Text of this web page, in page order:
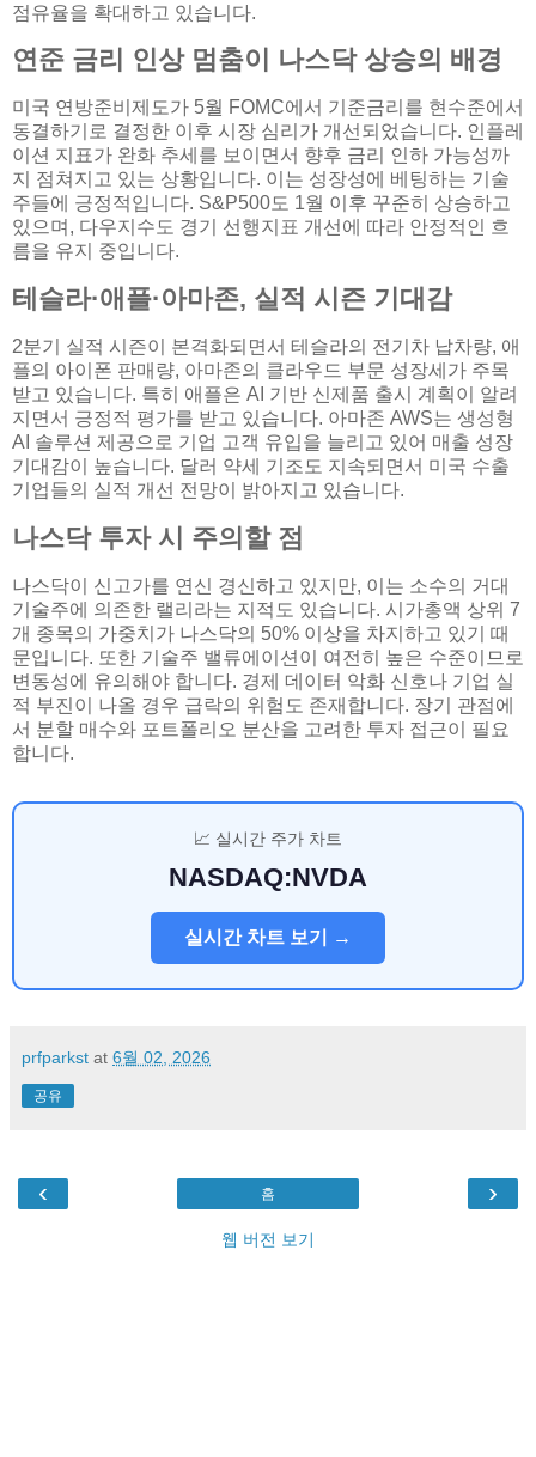
점유율을 확대하고 있습니다.
연준 금리 인상 멈춤이 나스닥 상승의 배경
미국 연방준비제도가 5월 FOMC에서 기준금리를 현수준에서
동결하기로 결정한 이후 시장 심리가 개선되었습니다. 인플레
이션 지표가 완화 추세를 보이면서 향후 금리 인하 가능성까
지 점쳐지고 있는 상황입니다. 이는 성장성에 베팅하는 기술
주들에 긍정적입니다. S&P500도 1월 이후 꾸준히 상승하고
있으며, 다우지수도 경기 선행지표 개선에 따라 안정적인 흐
름을 유지 중입니다.
테슬라·애플·아마존, 실적 시즌 기대감
2분기 실적 시즌이 본격화되면서 테슬라의 전기차 납차량, 애
플의 아이폰 판매량, 아마존의 클라우드 부문 성장세가 주목
받고 있습니다. 특히 애플은 AI 기반 신제품 출시 계획이 알려
지면서 긍정적 평가를 받고 있습니다. 아마존 AWS는 생성형
AI 솔루션 제공으로 기업 고객 유입을 늘리고 있어 매출 성장
기대감이 높습니다. 달러 약세 기조도 지속되면서 미국 수출
기업들의 실적 개선 전망이 밝아지고 있습니다.
나스닥 투자 시 주의할 점
나스닥이 신고가를 연신 경신하고 있지만, 이는 소수의 거대
기술주에 의존한 랠리라는 지적도 있습니다. 시가총액 상위 7
개 종목의 가중치가 나스닥의 50% 이상을 차지하고 있기 때
문입니다. 또한 기술주 밸류에이션이 여전히 높은 수준이므로
변동성에 유의해야 합니다. 경제 데이터 악화 신호나 기업 실
적 부진이 나올 경우 급락의 위험도 존재합니다. 장기 관점에
서 분할 매수와 포트폴리오 분산을 고려한 투자 접근이 필요
합니다.
📈 실시간 주가 차트
NASDAQ:NVDA
실시간 차트 보기 →
prfparkst at 6월 02, 2026
공유
‹ ›
홈
웹 버전 보기